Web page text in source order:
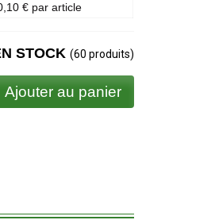
€ par article
STOCK (60 produits)
Ajouter au panier